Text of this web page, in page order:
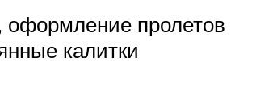
оформление пролетов
калитки